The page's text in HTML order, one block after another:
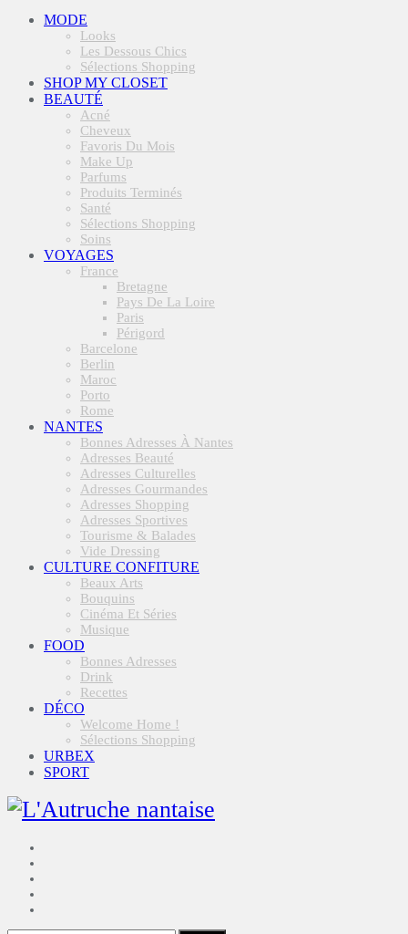
MODE
Looks
Les Dessous Chics
Sélections Shopping
SHOP MY CLOSET
BEAUTÉ
Acné
Cheveux
Favoris Du Mois
Make Up
Parfums
Produits Terminés
Santé
Sélections Shopping
Soins
VOYAGES
France
Bretagne
Pays De La Loire
Paris
Périgord
Barcelone
Berlin
Maroc
Porto
Rome
NANTES
Bonnes Adresses À Nantes
Adresses Beauté
Adresses Culturelles
Adresses Gourmandes
Adresses Shopping
Adresses Sportives
Tourisme & Balades
Vide Dressing
CULTURE CONFITURE
Beaux Arts
Bouquins
Cinéma Et Séries
Musique
FOOD
Bonnes Adresses
Drink
Recettes
DÉCO
Welcome Home !
Sélections Shopping
URBEX
SPORT